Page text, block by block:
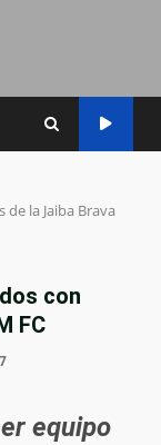
la Jaiba Brava
con
FC
equipo